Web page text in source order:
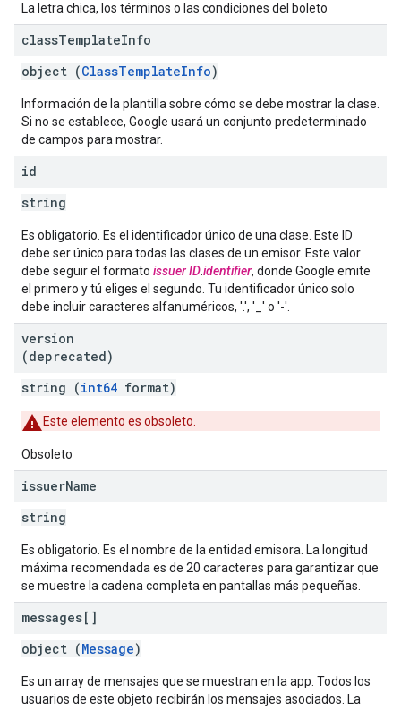
La letra chica, los términos o las condiciones del boleto
classTemplateInfo
object (ClassTemplateInfo)
Información de la plantilla sobre cómo se debe mostrar la clase.
Si no se establece, Google usará un conjunto predeterminado
de campos para mostrar.
id
string
Es obligatorio. Es el identificador único de una clase. Este ID
debe ser único para todas las clases de un emisor. Este valor
debe seguir el formato issuer IDidentifier, donde Google emite
el primero y tú eliges el segundo. Tu identificador único solo
debe incluir caracteres alfanuméricos, '.', '_' o '-'.
version
(deprecated)
string (int64 format)
Este elemento es obsoleto.
Obsoleto
issuerName
string
Es obligatorio. Es el nombre de la entidad emisora. La longitud
máxima recomendada es de 20 caracteres para garantizar que
se muestre la cadena completa en pantallas más pequeñas.
messages[]
object (Message)
Es un array de mensajes que se muestran en la app. Todos los
usuarios de este objeto recibirán los mensajes asociados. La